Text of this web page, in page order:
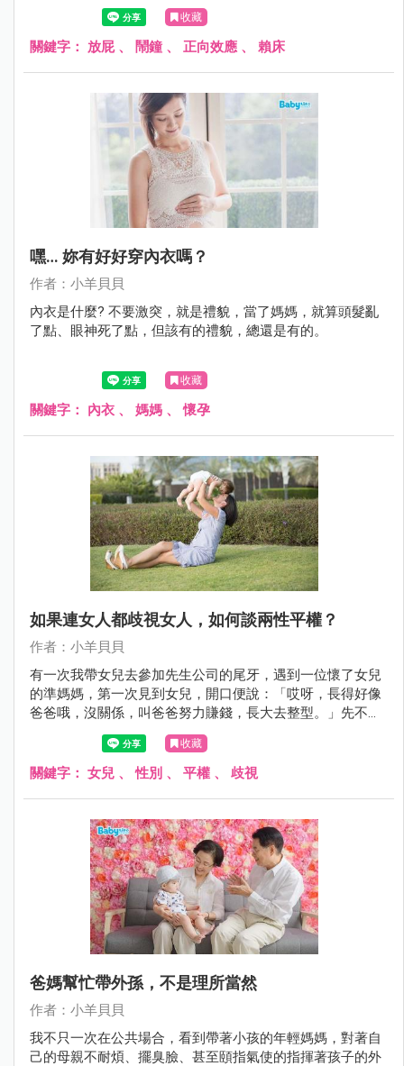
視加嫌惡，立刻火速彈開。而孩子在嬰兒時期，睡覺時也常
會漏屁，一聲可愛的「噗~」，做媽的還會特地爬起身去
聞，多稚嫩清新的屁味啊！
收藏
關鍵字： 放屁、 鬧鐘 、 正向效應 、 賴床
嘿… 妳有好好穿內衣嗎？
作者：小羊貝貝
內衣是什麼? 不要激突，就是禮貌，當了媽媽，就算頭髮亂
了點、眼神死了點，但該有的禮貌，總還是有的。
收藏
關鍵字： 內衣 、 媽媽 、懷孕
如果連女人都歧視女人，如何談兩性平權？
作者：小羊貝貝
有一次我帶女兒去參加先生公司的尾牙，遇到一位懷了女兒
的準媽媽，第一次見到女兒，開口便說：「哎呀，長得好像
爸爸哦，沒關係，叫爸爸努力賺錢，長大去整型。」先不論
我聽到的當下有多麼不悅，對方多麼失禮白目。只是，一個
女性，同時懷著女兒的女性，看待自己的性別，看待未出世
的女兒，竟也如此輕薄無知，而且不、自、知。
收藏
關鍵字： 女兒 、性別 、 平權 、 歧視
爸媽幫忙帶外孫，不是理所當然
作者：小羊貝貝
我不只一次在公共場合，看到帶著小孩的年輕媽媽，對著自
己的母親不耐煩、擺臭臉、甚至頤指氣使的指揮著孩子的外